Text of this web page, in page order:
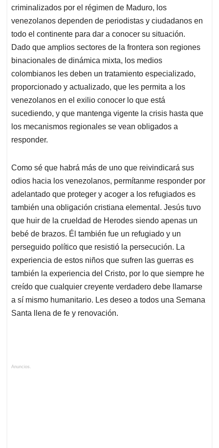
criminalizados por el régimen de Maduro, los
venezolanos dependen de periodistas y ciudadanos en
todo el continente para dar a conocer su situación.
Dado que amplios sectores de la frontera son regiones
binacionales de dinámica mixta, los medios
colombianos les deben un tratamiento especializado,
proporcionado y actualizado, que les permita a los
venezolanos en el exilio conocer lo que está
sucediendo, y que mantenga vigente la crisis hasta que
los mecanismos regionales se vean obligados a
responder.
Como sé que habrá más de uno que reivindicará sus
odios hacia los venezolanos, permítanme responder por
adelantado que proteger y acoger a los refugiados es
también una obligación cristiana elemental. Jesús tuvo
que huir de la crueldad de Herodes siendo apenas un
bebé de brazos. Él también fue un refugiado y un
perseguido político que resistió la persecución. La
experiencia de estos niños que sufren las guerras es
también la experiencia del Cristo, por lo que siempre he
creído que cualquier creyente verdadero debe llamarse
a sí mismo humanitario. Les deseo a todos una Semana
Santa llena de fe y renovación.
Anuncios.